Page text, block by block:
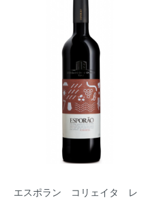
エスポラン コリェイタ レ